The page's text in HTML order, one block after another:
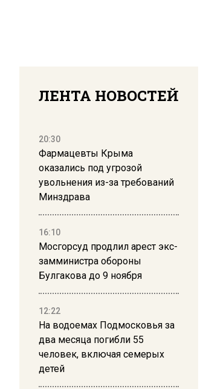
ЛЕНТА НОВОСТЕЙ
20:30
Фармацевты Крыма
оказались под угрозой
увольнения из-за требований
Минздрава
16:10
Мосгорсуд продлил арест экс-
замминистра обороны
Булгакова до 9 ноября
12:22
На водоемах Подмосковья за
два месяца погибли 55
человек, включая семерых
детей